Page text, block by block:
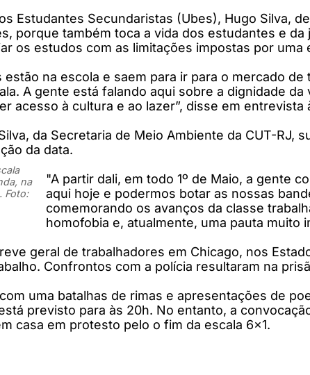
Estudantes Secundaristas (Ubes), Hugo Silva,
porque também toca a vida dos estudantes e
os estudos com as limitações impostas por
na escola e saem para ir para o mercado
A gente está falando aqui sobre a dignidade
acesso à cultura e ao lazer”, disse em entrevista
da Secretaria de Meio Ambiente da CUT-
da data.
na
Foto:
"A partir dali, em todo 1º de Maio, a gente
aqui hoje e podermos botar as nossas
comemorando os avanços da classe
homofobia e, atualmente, uma pauta muito
geral de trabalhadores em Chicago, nos
Confrontos com a polícia resultaram na
uma batalhas de rimas e apresentações de
previsto para às 20h. No entanto, a
casa em protesto pelo o fim da escala 6x1.